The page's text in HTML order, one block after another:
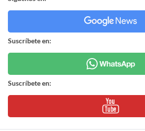
Suscríbete en:
Suscríbete en: